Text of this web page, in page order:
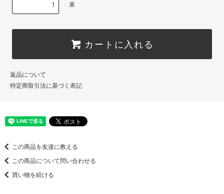
束
カートに入れる
返品について
特定商取引法に基づく表記
この商品を友達に教える
この商品について問い合わせる
買い物を続ける